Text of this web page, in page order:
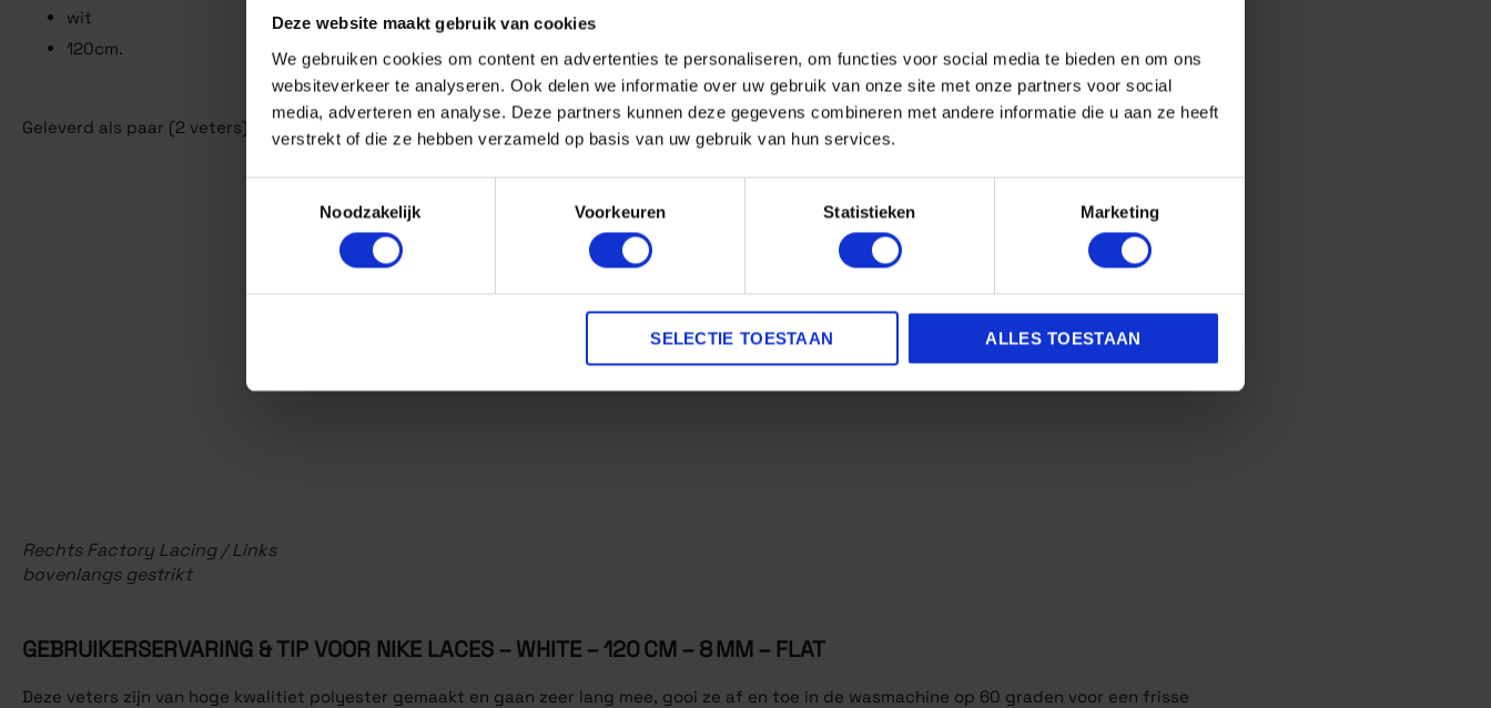
Deze website maakt gebruik van cookies
We gebruiken cookies om content en advertenties te personaliseren, om functies voor social media te bieden en om ons
websiteverkeer te analyseren. Ook delen we informatie over uw gebruik van onze site met onze partners voor social
media, adverteren en analyse. Deze partners kunnen deze gegevens combineren met andere informatie die u aan ze heeft
verstrekt of die ze hebben verzameld op basis van uw gebruik van hun services.
Noodzakelijk
Voorkeuren Statistieken Marketing
SELECTIE TOESTAAN ALLES TOESTAAN
wit
120cm.
Geleverd als paar (2 veters). Ook verkrijgbaar in de kleur helder wit (voor een echt witte look) en
Rechts Factory Lacing / Links
bovenlangs gestrikt
GEBRUIKERSERVARING & TIP VOOR NIKE LACES – WHITE – 120 CM – 8 MM – FLAT
Deze veters zijn van hoge kwalitiet polyester gemaakt en gaan zeer lang mee, gooi ze af en toe in de wasmachine op 60 graden voor een frisse